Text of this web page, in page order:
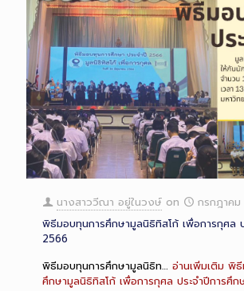
นางสาววีณา อยู่ในวงษ์ on
กรกฎาค
พิธีมอบทุนการศึกษามูลนิธิทิสโก้ เพื่อการกุศล
2566
พิธีมอบทุนการศึกษามูลนิธิท… อ่านเพิ่มเติม พิธี
ศึกษามูลนิธิทิสโก้ เพื่อการกุศล ประจำปีการศึก